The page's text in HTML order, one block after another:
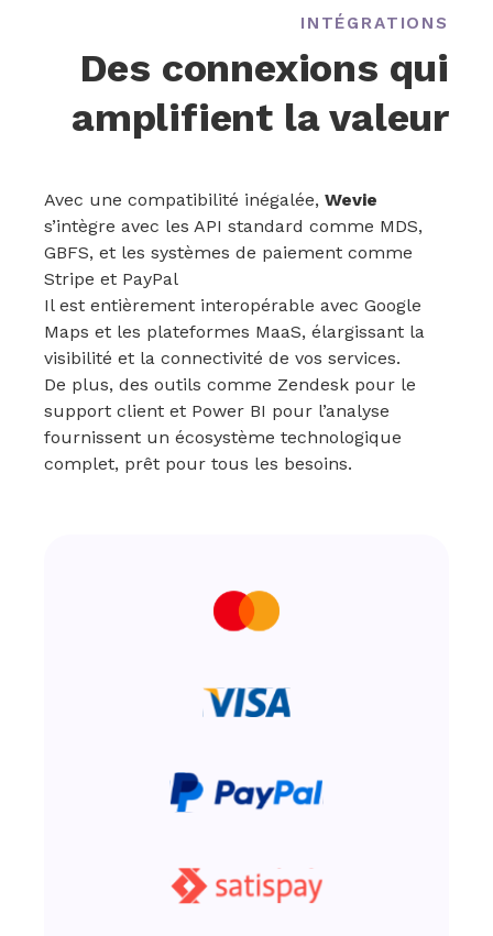
INTÉGRATIONS
Des connexions qui
amplifient la valeur
Avec une compatibilité inégalée, Wevie
s’intègre avec les API standard comme MDS,
GBFS, et les systèmes de paiement comme
Stripe et PayPal
Il est entièrement interopérable avec Google
Maps et les plateformes MaaS, élargissant la
visibilité et la connectivité de vos services.
De plus, des outils comme Zendesk pour le
support client et Power BI pour l’analyse
fournissent un écosystème technologique
complet, prêt pour tous les besoins.